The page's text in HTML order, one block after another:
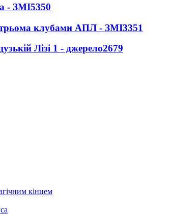
- ЗМІ5350
трьома клубами АПЛ - ЗМІ3351
Лізі 1 - джерело2679
кінцем